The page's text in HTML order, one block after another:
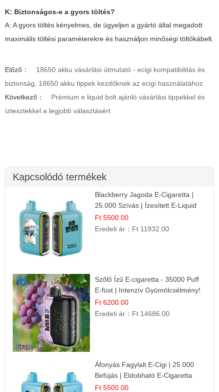
K: Biztonságos-e a gyors töltés?
A: A gyors töltés kényelmes, de ügyeljen a gyártó által megadott
maximális töltési paraméterekre és használjon minőségi töltőkábelt.
Előző：
18650 akku vásárlási útmutató - ecigi kompatibilitás és
biztonság, 18650 akku tippek kezdőknek az ecigi használatához
Következő：
Prémium e liquid bolt ajánló vásárlási tippekkel és
íztesztekkel a legjobb választásért
Kapcsolódó termékek
Blackberry Jagoda E-Cigaretta |
25.000 Szívás | Ízesített E-Liquid
Ft 5500.00
Eredeti ár： Ft 11932.00
Szőlő Ízű E-cigaretta - 35000 Puff
E-füst | Intenzív Gyümölcsélmény!
Ft 6200.00
Eredeti ár： Ft 14686.00
Áfonyás Fagylalt E-Cigi | 25.000
Befújás | Eldobható E-Cigaretta
Ft 5500.00